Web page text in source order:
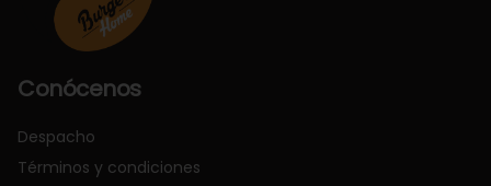
Conócenos
Despacho
Términos y condiciones